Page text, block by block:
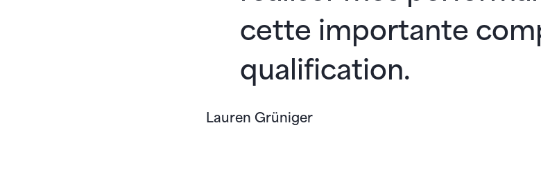
Lauren Grüniger
cette importante
qualification.